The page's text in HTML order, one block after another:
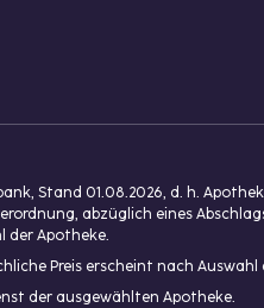
Stand 01.08.2026, d. h.
abzüglich eines
der Apotheke.
Preis erscheint nach Auswahl
der ausgewählten Apotheke.